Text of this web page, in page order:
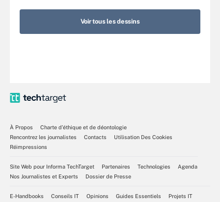
Voir tous les dessins
À Propos
Charte d’éthique et de déontologie
Rencontrez les journalistes
Contacts
Utilisation Des Cookies
Réimpressions
Site Web pour Informa TechTarget Partenaires Technologies
Agenda
Nos Journalistes et Experts
Dossier de Presse
E-Handbooks Conseils IT Opinions Guides Essentiels Projets IT